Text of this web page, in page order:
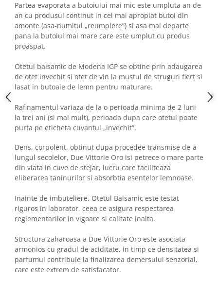
Partea evaporata a butoiului mai mic este umpluta an de
an cu produsul continut in cel mai apropiat butoi din
amonte (asa-numitul „reumplere”) si asa mai departe
pana la butoiul mai mare care este umplut cu produs
proaspat.
Otetul balsamic de Modena IGP se obtine prin adaugarea
de otet invechit si otet de vin la mustul de struguri fiert si
lasat in butoaie de lemn pentru maturare.
Rafinamentul variaza de la o perioada minima de 2 luni
la trei ani (si mai mult), perioada dupa care otetul poate
purta pe eticheta cuvantul „invechit”.
Dens, corpolent, obtinut dupa procedee transmise de-a
lungul secolelor, Due Vittorie Oro isi petrece o mare parte
din viata in cuve de stejar, lucru care faciliteaza
eliberarea taninurilor si absorbtia esentelor lemnoase.
Inainte de imbuteliere, Otetul Balsamic este testat
riguros in laborator, ceea ce asigura respectarea
reglementarilor in vigoare si calitate inalta.
Structura zaharoasa a Due Vittorie Oro este asociata
armonios cu gradul de aciditate, in timp ce densitatea si
parfumul contribuie la finalizarea demersului senzorial,
care este extrem de satisfacator.